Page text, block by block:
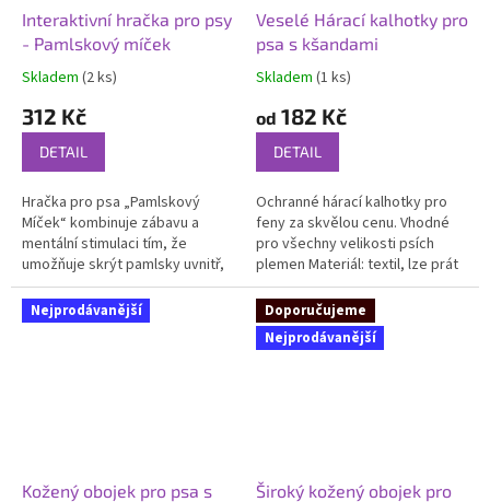
Interaktivní hračka pro psy
- Pamlskový míček
Průměrné
produktu
5,0
5
hvězdiček.
Skladem (2 ks)
312 Kč
DETAIL
Hračka pro psa „Pamlskový
Míček“ kombinuje zábavu a
mentální stimulaci tím, že
umožňuje skrýt pamlsky uvnitř,
podněcujíc tak psí čich a
řešitelské schopnosti. Je
vyrobena z...
Veselé Hárací kalhotky pro
psa s kšandami
Průměrné
produktu
5,0
5
hvězdiček.
Skladem (1 ks)
od 182 Kč
DETAIL
Ochranné hárací kalhotky pro
feny za skvělou cenu. Vhodné
pro všechny velikosti psích
plemen Materiál: textil, lze prát
v pračce
Nejprodávanější
Kožený obojek pro psa s
Doporučujeme
Nejprodávanější
Široký kožený obojek pro